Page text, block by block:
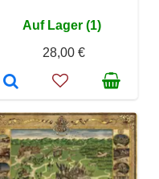
Auf Lager (1)
28,00 €